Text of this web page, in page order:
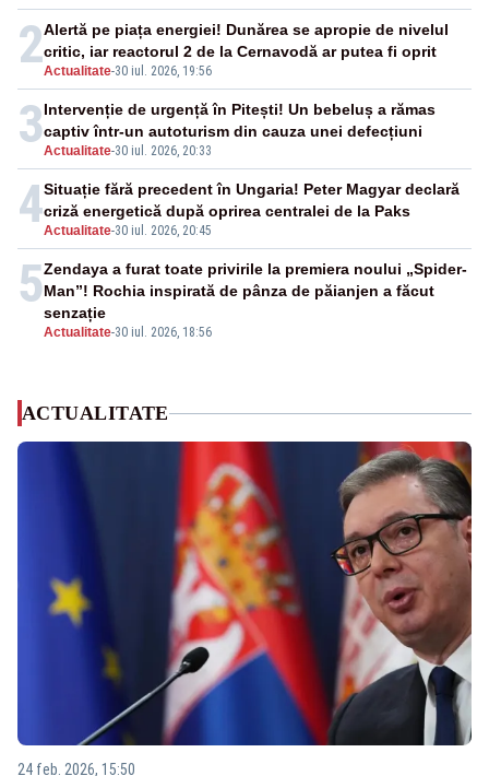
2Actualitate-30 iul. 2026, 19:56
Alertă pe piața energiei! Dunărea se apropie de nivelul
critic, iar reactorul 2 de la Cernavodă ar putea fi oprit
3Actualitate-30 iul. 2026, 20:33
Intervenție de urgență în Pitești! Un bebeluș a rămas
captiv într-un autoturism din cauza unei defecțiuni
4Actualitate-30 iul. 2026, 20:45
Situație fără precedent în Ungaria! Peter Magyar declară
criză energetică după oprirea centralei de la Paks
5
Actualitate-30 iul. 2026, 18:56
Zendaya a furat toate privirile la premiera noului „Spider-
Man”! Rochia inspirată de pânza de păianjen a făcut
senzație
ACTUALITATE
24 feb. 2026, 15:50